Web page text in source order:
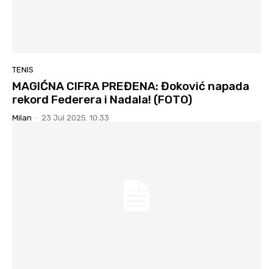
TENIS
MAGIĆNA CIFRA PREĐENA: Đoković napada
rekord Federera i Nadala! (FOTO)
Milan - 23 Jul 2025. 10:33